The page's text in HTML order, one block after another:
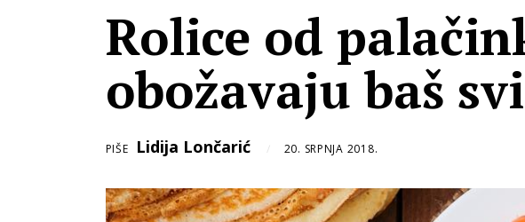
Rolice od
obožavaju baš svi
PIŠE Lidija Lončarić 20. SRPNJA 2018.